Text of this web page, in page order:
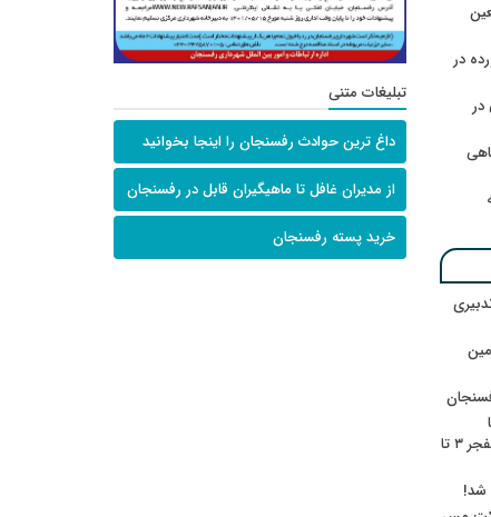
در
ننشسته»/ روایت محمد جعفرپور از والفجر ۳ تا
شد!
تبلیغات متنی
داغ ترین حوادث رفسنجان را اینجا بخوانید
از مدیران غافل تا ماهیگیران قابل در رفسنجان
خرید پسته رفسنجان